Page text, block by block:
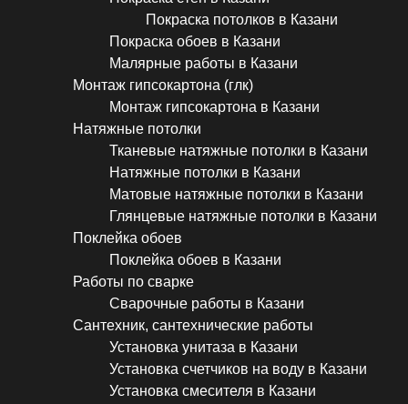
Покраска потолков в Казани
Покраска обоев в Казани
Малярные работы в Казани
Монтаж гипсокартона (глк)
Монтаж гипсокартона в Казани
Натяжные потолки
Тканевые натяжные потолки в Казани
Натяжные потолки в Казани
Матовые натяжные потолки в Казани
Глянцевые натяжные потолки в Казани
Поклейка обоев
Поклейка обоев в Казани
Работы по сварке
Сварочные работы в Казани
Сантехник, сантехнические работы
Установка унитаза в Казани
Установка счетчиков на воду в Казани
Установка смесителя в Казани